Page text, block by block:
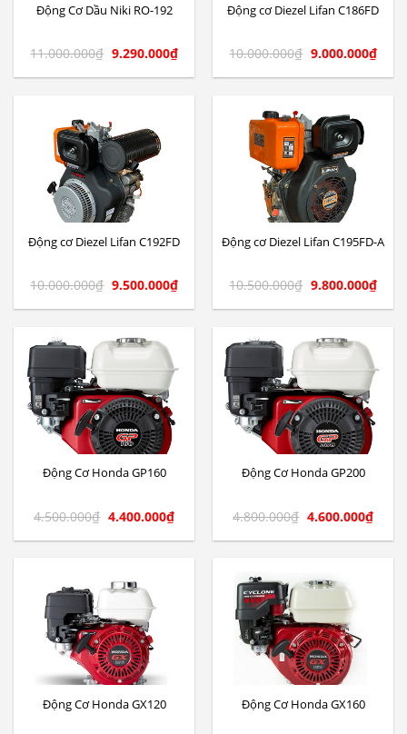
Động Cơ Dầu Niki RO-192
11.000.000₫ 9.290.000₫
Động cơ Diezel Lifan C186FD
10.000.000₫ 9.000.000₫
Động cơ Diezel Lifan C192FD
10.000.000₫ 9.500.000₫
Động cơ Diezel Lifan C195FD-A
10.500.000₫ 9.800.000₫
Động Cơ Honda GP160
4.500.000₫ 4.400.000₫
Động Cơ Honda GP200
4.800.000₫ 4.600.000₫
Động Cơ Honda GX120 Động Cơ Honda GX160